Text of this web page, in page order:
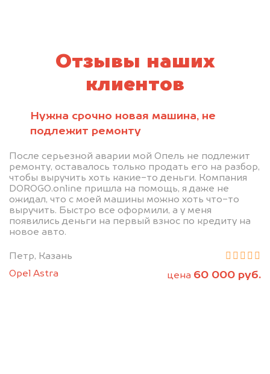
Отзывы наших
клиентов
Нужна срочно новая машина, не
подлежит ремонту
После серьезной аварии мой Опель не подлежит
ремонту, оставалось только продать его на разбор,
чтобы выручить хоть какие-то деньги. Компания
DOROGO.online пришла на помощь, я даже не
ожидал, что с моей машины можно хоть что-то
выручить. Быстро все оформили, а у меня
появились деньги на первый взнос по кредиту на
новое авто.
Петр, Казань
Opel Astra
цена 60 000 руб.